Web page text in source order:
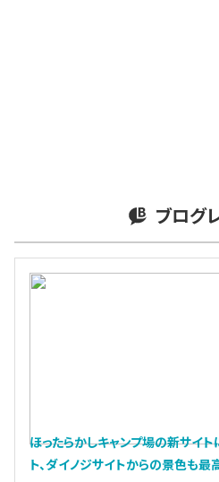
ブログ
ほったらかしキャンプ場の新サイト
ト、ダイノジサイトからの景色も最